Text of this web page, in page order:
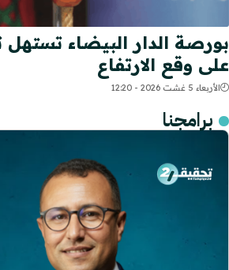
بورصة الدار البيضاء تستهل
على وقع الارتفاع
الأربعاء 5 غشت 2026 - 12:20
برامجنا